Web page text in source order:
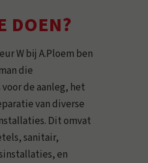
DOEN?
W bij A.Ploem ben
die
de aanleg, het
van diverse
Dit omvat
sanitair,
en